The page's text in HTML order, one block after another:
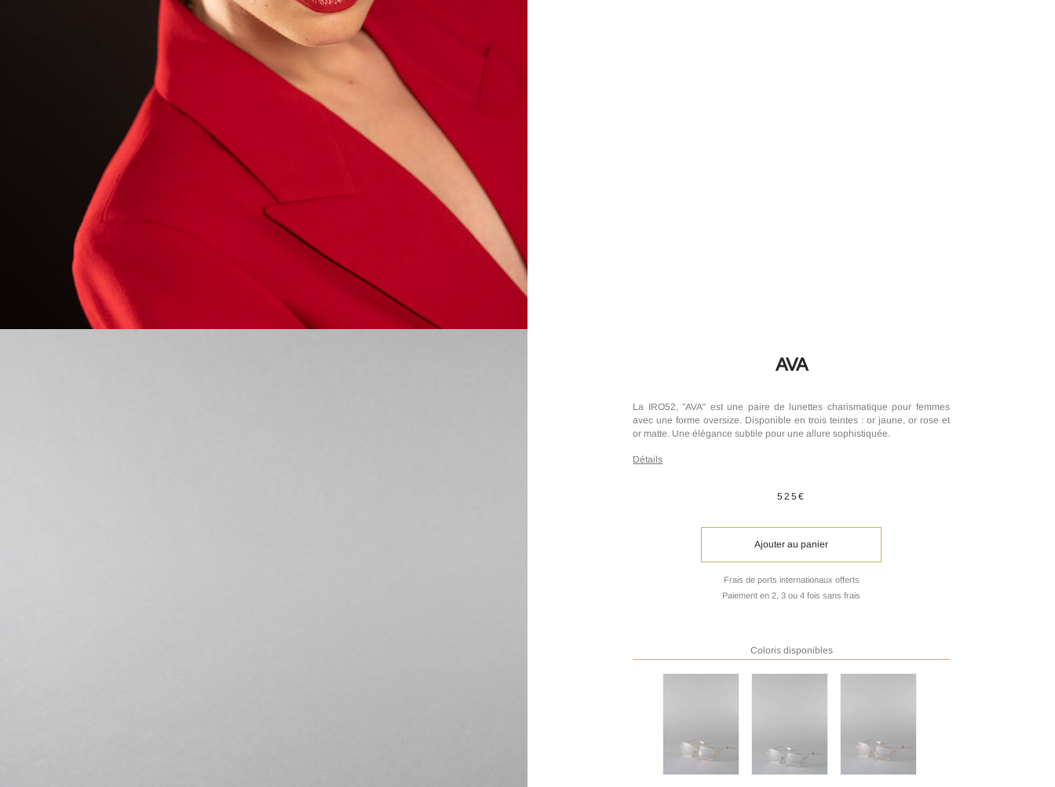
AVA
La IRO52, "AVA" est une paire de lunettes charismatique pour femmes
avec une forme oversize. Disponible en trois teintes : or jaune, or rose et
or matte. Une élégance subtile pour une allure sophistiquée.
Détails
525€
Ajouter au panier
Frais de ports internationaux offerts
Paiement en 2, 3 ou 4 fois sans frais
Coloris disponibles